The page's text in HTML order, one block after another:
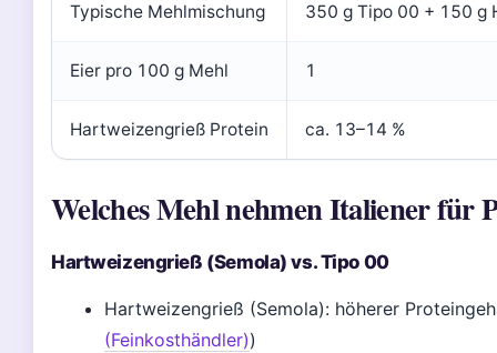
Typische Mehlmischung 350 g Tipo 00 + 150 g
Eier pro 100 g Mehl 1
Hartweizengrieß Protein ca. 13–14 %
Welches Mehl nehmen Italiener für
Hartweizengrieß (Semola) vs. Tipo 00
Hartweizengrieß (Semola): höherer
(Feinkosthändler))